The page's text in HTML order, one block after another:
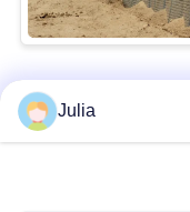
Beliebte
Julia